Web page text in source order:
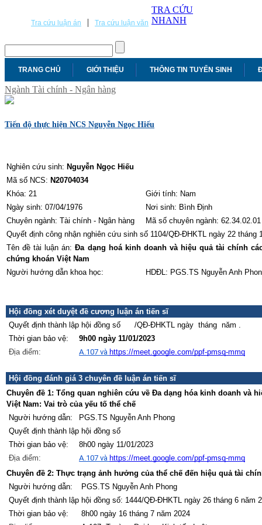
Tra cứu luận án | Tra cứu luận văn
TRA CỨU
NHANH
TRANG CHỦ GIỚI THIỆU THÔNG TIN TUYỂN SINH
Ngành Tài chính - Ngân hàng
Tiến độ thực hiện NCS Nguyễn Ngọc Hiếu
Nghiên cứu sinh: Nguyễn Ngọc Hiếu
Mã số NCS: N20704034
Khóa: 21
Giới tính: Nam
Ngày sinh: 07/04/1976
Nơi sinh: Bình Định
Chuyên ngành: Tài chính - Ngân hàng
Mã số chuyên ngành: 62.34.02.01
Quyết định công nhận nghiên cứu sinh số 1104/QĐ-ĐHKTL ngày 22 tháng
Tên đề tài luận án:Đa dạng hoá kinh doanh và hiệu quả tài chính
chứng khoán Việt Nam
Người hướng dẫn khoa học:
HDĐL: PGS.TS Nguyễn Anh
Hội đồng xét duyệt đề cương luận án tiến sĩ
Quyết định thành lập hội đồng số /QĐ-ĐHKTL ngày tháng năm .
Thời gian bảo vệ:
9h00 ngày 11/01/2023
Địa điểm:
A.107 và https://meet.google.com/ppf-pmsq-mmq
Hội đồng đánh giá 3 chuyên đề luận án tiến sĩ
Chuyên đề 1: Tổng quan nghiên cứu về Đa dạng hóa kinh doanh và
Việt Nam: Vai trò của yếu tố thể chế
Người hướng dẫn:
PGS.TS Nguyễn Anh Phong
Quyết định thành lập hội đồng số
Thời gian bảo vệ:
8h00 ngày 11/01/2023
Địa điểm:
A.107 và https://meet.google.com/ppf-pmsq-mmq
Chuyên đề 2: Thực trạng ảnh hưởng của thể chế đến hiệu quả tài
Người hướng dẫn:
PGS.TS Nguyễn Anh Phong
Quyết định thành lập hội đồng số: 1444/QĐ-ĐHKTL ngày 26 tháng 6 năm
Thời gian bảo vệ:
8h00 ngày 16 tháng 7 năm 2024